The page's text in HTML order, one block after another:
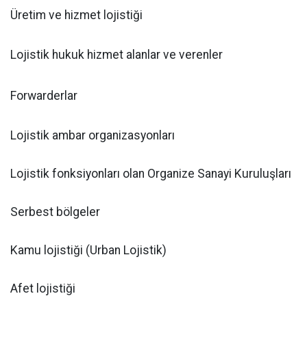
Üretim ve hizmet lojistiği
Lojistik hukuk hizmet alanlar ve verenler
Forwarderlar
Lojistik ambar organizasyonları
Lojistik fonksiyonları olan Organize Sanayi Kuruluşları
Serbest bölgeler
Kamu lojistiği (Urban Lojistik)
Afet lojistiği